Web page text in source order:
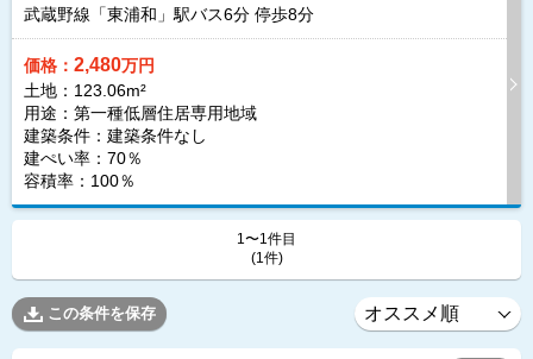
武蔵野線「東浦和」駅バス6分 停歩8分
価格： 2,480万円
土地：123.06m²
用途：第一種低層住居専用地域
建築条件： 建築条件なし
建ぺい率：70％
容積率：100％
1〜1件目
(1件)
この条件を保存